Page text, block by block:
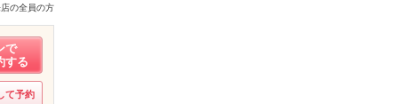
の全員の方
で
する
て予約